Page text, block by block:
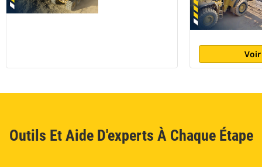
Outils Et Aide D'experts À Chaque Étape